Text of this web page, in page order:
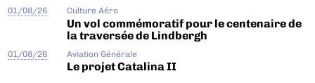
01/08/26 Culture Aéro
Un vol commémoratif pour le centenaire de
la traversée de Lindbergh
01/08/26 Aviation Générale
Le projet Catalina II